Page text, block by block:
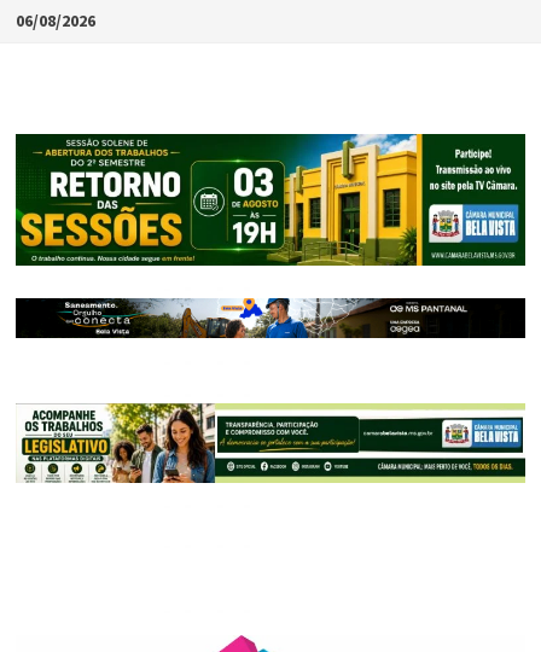
Skip06/08/2026